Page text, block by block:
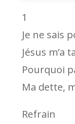
1
Je ne sais
Jésus m’a
Pourquoi
Ma dette,
Refrain